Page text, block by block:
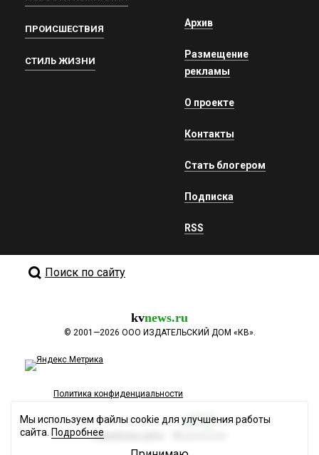
ПРОИСШЕСТВИЯ
СТИЛЬ ЖИЗНИ
Архив
Размещение
рекламы
О проекте
Контакты
Стать блогером
Подписка
RSS
Поиск по сайту
kvnews.ru
© 2001—2026 ООО ИЗДАТЕЛЬСКИЙ ДОМ «КВ».
Политика конфиденциальности
Разработка сайта
Мы используем файлы cookie для улучшения работы
сайта. Подробнее